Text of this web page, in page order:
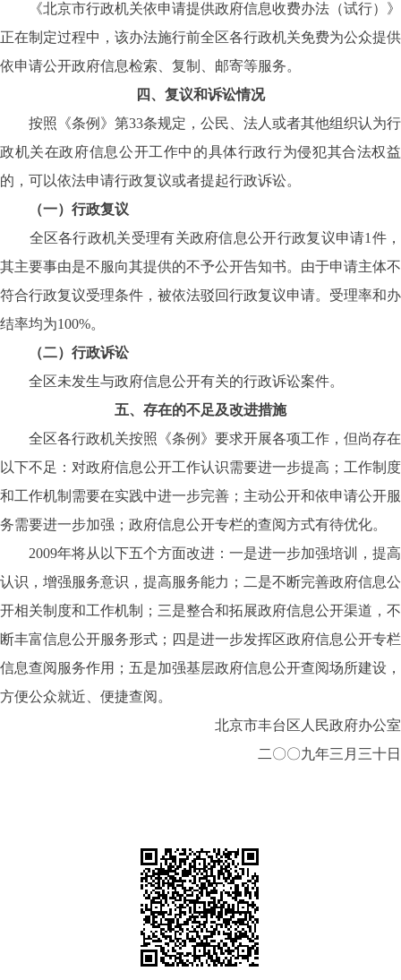
《北京市行政机关依申请提供政府信息收费办法（试行）》
正在制定过程中，该办法施行前全区各行政机关免费为公众提供
依申请公开政府信息检索、复制、邮寄等服务。
四、复议和诉讼情况
按照《条例》第33条规定，公民、法人或者其他组织认为行
政机关在政府信息公开工作中的具体行政行为侵犯其合法权益
的，可以依法申请行政复议或者提起行政诉讼。
（一）行政复议
全区各行政机关受理有关政府信息公开行政复议申请1件，
其主要事由是不服向其提供的不予公开告知书。由于申请主体不
符合行政复议受理条件，被依法驳回行政复议申请。受理率和办
结率均为100%。
（二）行政诉讼
全区未发生与政府信息公开有关的行政诉讼案件。
五、存在的不足及改进措施
全区各行政机关按照《条例》要求开展各项工作，但尚存在
以下不足：对政府信息公开工作认识需要进一步提高；工作制度
和工作机制需要在实践中进一步完善；主动公开和依申请公开服
务需要进一步加强；政府信息公开专栏的查阅方式有待优化。
2009年将从以下五个方面改进：一是进一步加强培训，提高
认识，增强服务意识，提高服务能力；二是不断完善政府信息公
开相关制度和工作机制；三是整合和拓展政府信息公开渠道，不
断丰富信息公开服务形式；四是进一步发挥区政府信息公开专栏
信息查阅服务作用；五是加强基层政府信息公开查阅场所建设，
方便公众就近、便捷查阅。
北京市丰台区人民政府办公室
二〇〇九年三月三十日